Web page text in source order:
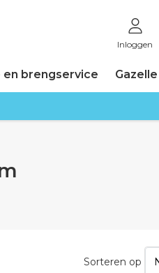
Inloggen
en brengservice
Sorteren op